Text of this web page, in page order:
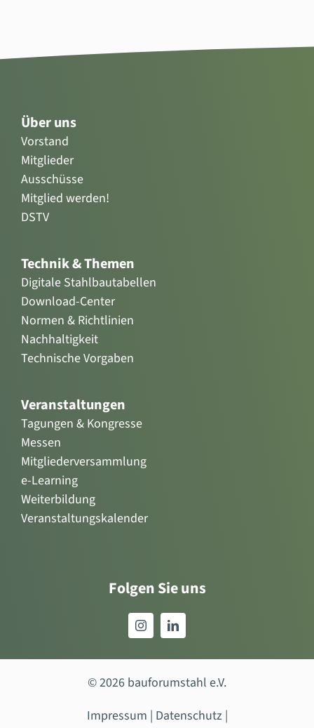
Über uns
Vorstand
Mitglieder
Ausschüsse
Mitglied werden!
DSTV
Technik & Themen
Digitale Stahlbautabellen
Download-Center
Normen & Richtlinien
Nachhaltigkeit
Technische Vorgaben
Veranstaltungen
Tagungen & Kongresse
Messen
Mitgliederversammlung
e-Learning
Weiterbildung
Veranstaltungskalender
Folgen Sie uns
© 2026 bauforumstahl e.V.
Impressum | Datenschutz|